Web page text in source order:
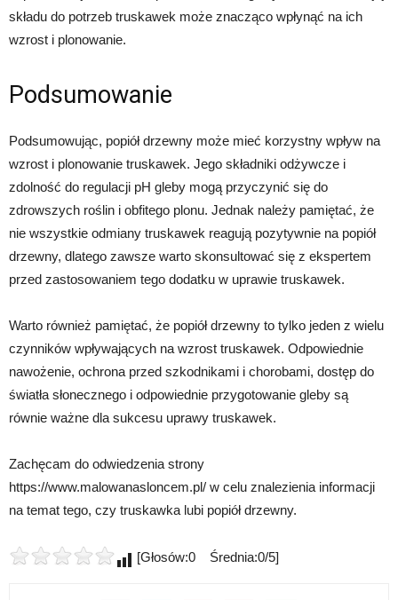
składu do potrzeb truskawek może znacząco wpłynąć na ich
wzrost i plonowanie.
Podsumowanie
Podsumowując, popiół drzewny może mieć korzystny wpływ na
wzrost i plonowanie truskawek. Jego składniki odżywcze i
zdolność do regulacji pH gleby mogą przyczynić się do
zdrowszych roślin i obfitego plonu. Jednak należy pamiętać, że
nie wszystkie odmiany truskawek reagują pozytywnie na popiół
drzewny, dlatego zawsze warto skonsultować się z ekspertem
przed zastosowaniem tego dodatku w uprawie truskawek.
Warto również pamiętać, że popiół drzewny to tylko jeden z wielu
czynników wpływających na wzrost truskawek. Odpowiednie
nawożenie, ochrona przed szkodnikami i chorobami, dostęp do
światła słonecznego i odpowiednie przygotowanie gleby są
równie ważne dla sukcesu uprawy truskawek.
Zachęcam do odwiedzenia strony
https://www.malowanasloncem.pl/ w celu znalezienia informacji
na temat tego, czy truskawka lubi popiół drzewny.
[Głosów:0 Średnia:0/5]